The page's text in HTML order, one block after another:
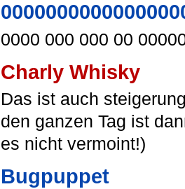
0000 000 000 00
Charly Whisky
Das ist auch
den ganzen Tag ist
es nicht vermoint!)
Bugpuppet